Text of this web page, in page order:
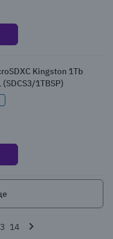
Kingston 1Tb
1TBSP)
14